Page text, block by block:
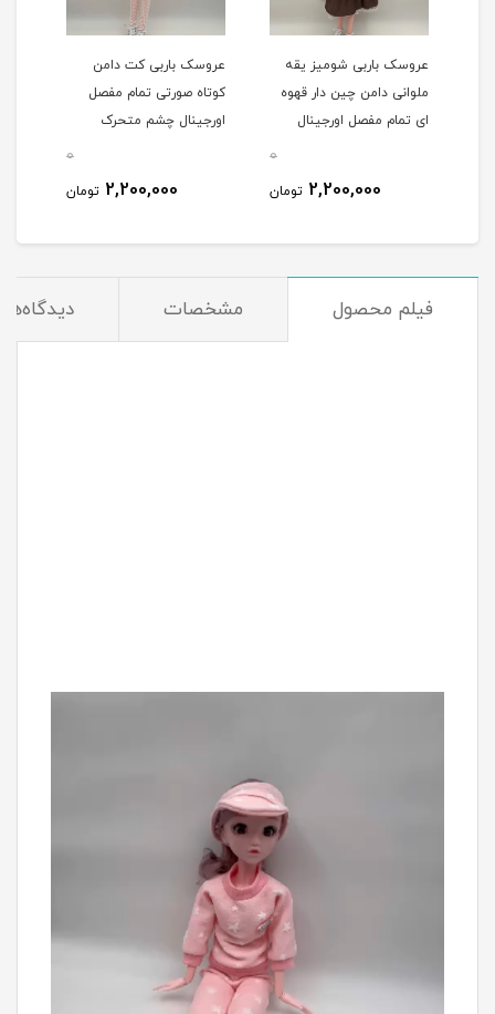
عروسک باربی شومیز یقه
ملوانی دامن چین دار قهوه
ای تمام مفصل اورجینال
0
2,200,000 تومان
عروسک باربی کت دامن
کوتاه صورتی تمام مفصل
اورجینال چشم متحرک
0
2,200,000 تومان
فیلم محصول مشخصات دیدگاه‌ها